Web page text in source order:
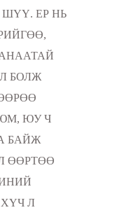
ЕР НЬ
БОЛЖ
ЮУ Ч
БАЙЖ
ӨӨРТӨӨ
ХҮЧ Л